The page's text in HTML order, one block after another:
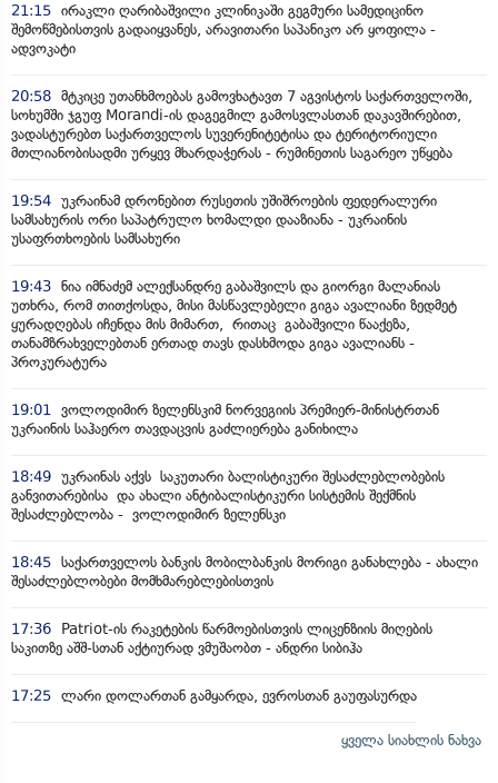
21:15 ირაკლი ღარიბაშვილი კლინიკაში გეგმური სამედიცინო
შემოწმებისთვის გადაიყვანეს, არავითარი საპანიკო არ ყოფილა -
ადვოკატი
20:58 მტკიცე უთანხმოებას გამოვხატავთ 7 აგვისტოს საქართველოში,
სოხუმში ჯგუფ Morandi-ის დაგეგმილ გამოსვლასთან დაკავშირებით,
ვადასტურებთ საქართველოს სუვერენიტეტისა და ტერიტორიული
მთლიანობისადმი ურყევ მხარდაჭერას - რუმინეთის საგარეო უწყება
19:54 უკრაინამ დრონებით რუსეთის უშიშროების ფედერალური
სამსახურის ორი საპატრულო ხომალდი დააზიანა - უკრაინის
უსაფრთხოების სამსახური
19:43 ნია იმნაძემ ალექსანდრე გაბაშვილს და გიორგი მალანიას
უთხრა, რომ თითქოსდა, მისი მასწავლებელი გიგა ავალიანი ზედმეტ
ყურადღებას იჩენდა მის მიმართ, რითაც გაბაშვილი წააქეზა,
თანამზრახველებთან ერთად თავს დასხმოდა გიგა ავალიანს -
პროკურატურა
19:01
ვოლოდიმირ ზელენსკიმ ნორვეგიის პრემიერ-მინისტრთან
უკრაინის საჰაერო თავდაცვის გაძლიერება განიხილა
18:49 უკრაინას აქვს საკუთარი ბალისტიკური შესაძლებლობების
განვითარებისა და ახალი ანტიბალისტიკური სისტემის შექმნის
შესაძლებლობა - ვოლოდიმირ ზელენსკი
18:45 საქართველოს ბანკის მობილბანკის მორიგი განახლება - ახალი
შესაძლებლობები მომხმარებლებისთვის
17:36
Patriot-ის რაკეტების წარმოებისთვის ლიცენზიის მიღების
საკითზე აშშ-სთან აქტიურად ვმუშაობთ - ანდრი სიბიჰა
17:25 ლარი დოლართან გამყარდა, ევროსთან გაუფასურდა
ყველა სიახლის ნახვა